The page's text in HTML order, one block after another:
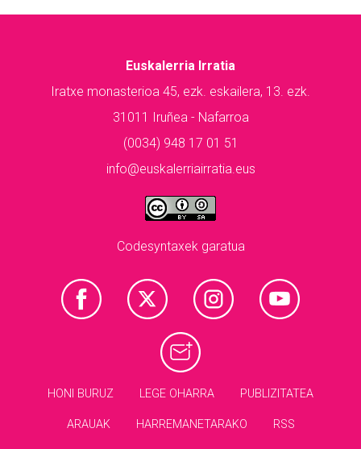
Euskalerria Irratia
Iratxe monasterioa 45, ezk. eskailera, 13. ezk.
31011 Iruñea - Nafarroa
(0034) 948 17 01 51
info@euskalerriairratia.eus
Codesyntaxek garatua
HONI BURUZ LEGE OHARRA PUBLIZITATEA
ARAUAK HARREMANETARAKO RSS